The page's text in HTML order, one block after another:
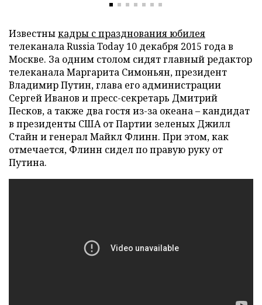
Известныкадры с празднования юбилея
телеканала Russia Today 10 декабря 2015 года в
Москве. За одним столом сидят главный редактор
телеканала Маргарита Симоньян, президент
Владимир Путин, глава его администрации
Сергей Иванов и пресс-секретарь Дмитрий
Песков, а также два гостя из-за океана – кандидат
в президенты США от Партии зеленых Джилл
Стайн и генерал Майкл Флинн. При этом, как
отмечается, Флинн сидел по правую руку от
Путина.